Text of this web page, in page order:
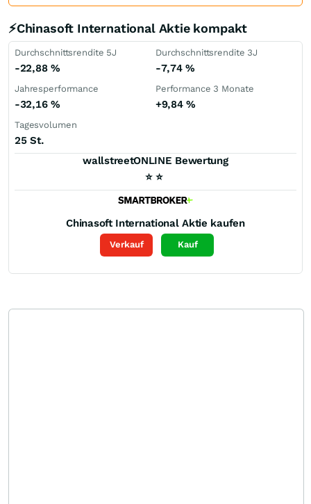
⚡Chinasoft International Aktie kompakt
Durchschnittsrendite 5J
-22,88 %
Durchschnittsrendite 3J
-7,74%
Jahresperformance
-32,16 %
Performance 3 Monate
+9,84%
Tagesvolumen
25 St.
wallstreetONLINE Bewertung
⭐ ⭐
Chinasoft International Aktie kaufen
Verkauf Kauf